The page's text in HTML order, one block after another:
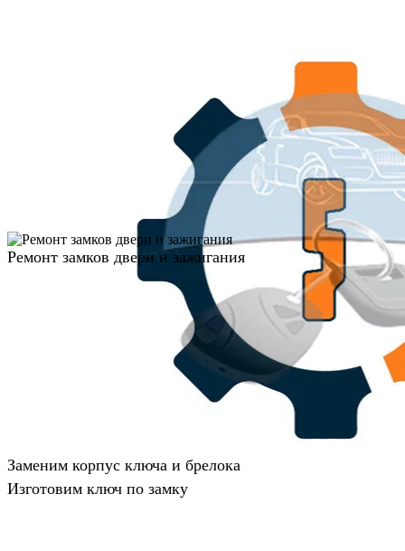
Изготовим ключ по замку
Ремонт замков двери и зажигания
Заменим корпус ключа и брелока